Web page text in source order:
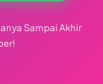
Sampai Akhir